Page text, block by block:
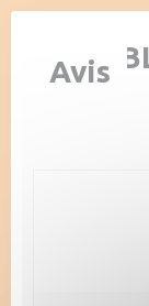
Personnalisation
LA
Avis